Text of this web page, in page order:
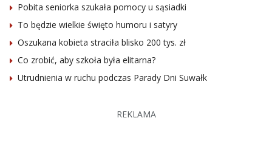
Pobita seniorka szukała pomocy u sąsiadki
To będzie wielkie święto humoru i satyry
Oszukana kobieta straciła blisko 200 tys. zł
Co zrobić, aby szkoła była elitarna?
Utrudnienia w ruchu podczas Parady Dni Suwałk
REKLAMA